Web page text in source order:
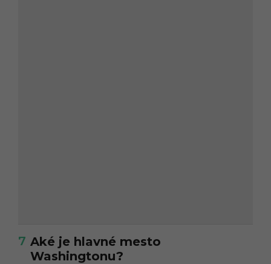
7 Aké je hlavné mesto
Washingtonu?